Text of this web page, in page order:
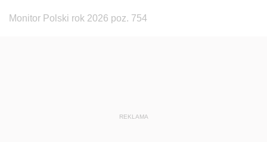
Monitor Polski rok 2026 poz. 754
REKLAMA